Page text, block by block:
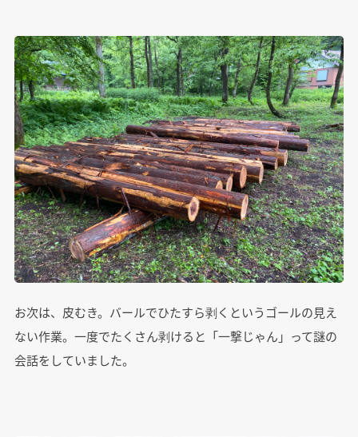
お次は、皮むき。バールでひたすら剥くというゴールの見え
ない作業。一度でたくさん剥けると「一撃じゃん」って謎の
会話をしていました。